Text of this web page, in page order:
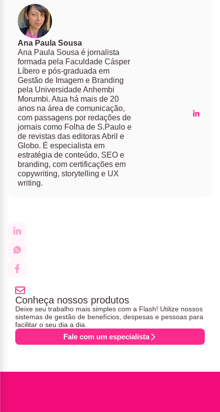
Ana Paula Sousa
Ana Paula Sousa é jornalista
formada pela Faculdade Cásper
Líbero e pós-graduada em
Gestão de Imagem e Branding
pela Universidade Anhembi
Morumbi. Atua há mais de 20
anos na área de comunicação,
com passagens por redações de
jornais como Folha de S.Paulo e
de revistas das editoras Abril e
Globo. É especialista em
estratégia de conteúdo, SEO e
branding, com certificações em
copywriting, storytelling e UX
writing.
Conheça nossos produtos
Deixe seu trabalho mais simples com a Flash! Utilize nossos
sistemas de gestão de benefícios, despesas e pessoas para
facilitar o seu dia a dia.
Fale com um especialista